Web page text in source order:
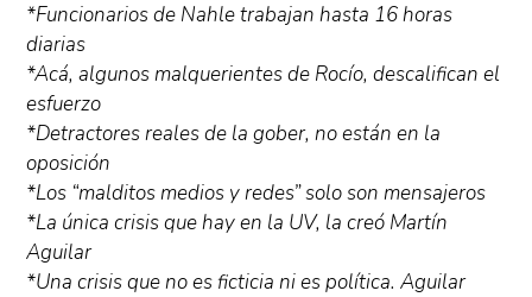
*Funcionarios de Nahle trabajan hasta 16 horas
diarias
*Acá, algunos malquerientes de Rocío, descalifican el
esfuerzo
*Detractores reales de la gober, no están en la
oposición
*Los “malditos medios y redes” solo son mensajeros
*La única crisis que hay en la UV, la creó Martín
Aguilar
*Una crisis que no es ficticia ni es política. Aguilar